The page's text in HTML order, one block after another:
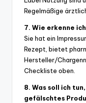
Regelmäßige
7. Wie erkenne
Sie hat ein
Rezept, bietet
Hersteller/
Checkliste oben.
8. Was soll ich
gefälschtes